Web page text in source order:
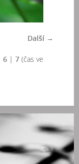
Další →
6 | 7 (čas ve